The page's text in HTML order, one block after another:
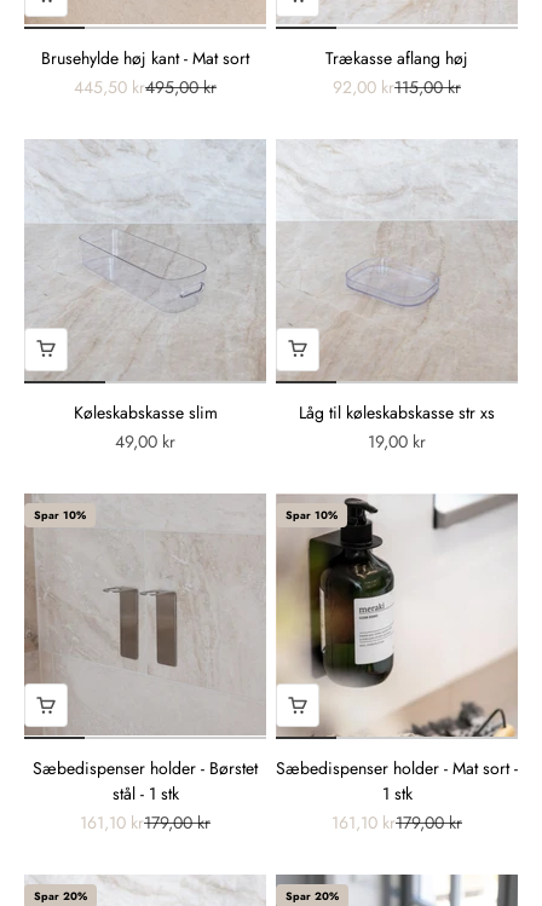
Brusehylde høj kant - Mat sort
445,50 kr495,00 kr
Trækasse aflang høj
92,00 kr115,00 kr
Køleskabskasse slim
49,00 kr
Låg til køleskabskasse str xs
19,00 kr
Spar 10%
Sæbedispenser holder - Børstet
stål - 1 stk
161,10 kr179,00 kr
Spar 10%
Sæbedispenser holder - Mat sort -
1 stk
161,10 kr179,00 kr
Spar 20% Spar 20%